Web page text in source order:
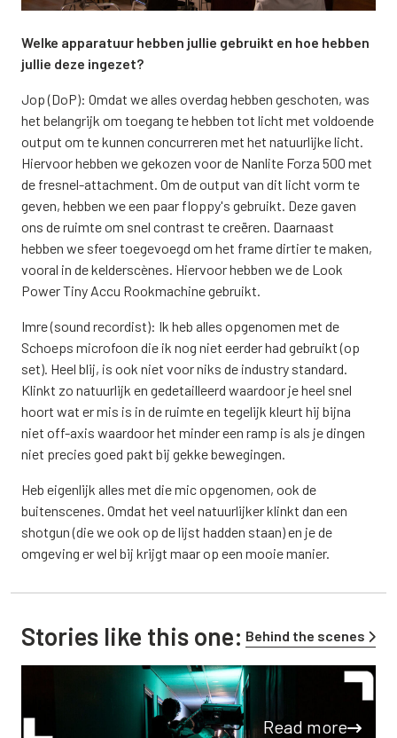
Welke apparatuur hebben jullie gebruikt en hoe hebben
jullie deze ingezet?
Jop (DoP): Omdat we alles overdag hebben geschoten, was
het belangrijk om toegang te hebben tot licht met voldoende
output om te kunnen concurreren met het natuurlijke licht.
Hiervoor hebben we gekozen voor de Nanlite Forza 500 met
de fresnel-attachment. Om de output van dit licht vorm te
geven, hebben we een paar floppy's gebruikt. Deze gaven
ons de ruimte om snel contrast te creëren. Daarnaast
hebben we sfeer toegevoegd om het frame dirtier te maken,
vooral in de kelderscènes. Hiervoor hebben we de Look
Power Tiny Accu Rookmachine gebruikt.
Imre (sound recordist): Ik heb alles opgenomen met de
Schoeps microfoon die ik nog niet eerder had gebruikt (op
set). Heel blij, is ook niet voor niks de industry standard.
Klinkt zo natuurlijk en gedetailleerd waardoor je heel snel
hoort wat er mis is in de ruimte en tegelijk kleurt hij bijna
niet off-axis waardoor het minder een ramp is als je dingen
niet precies goed pakt bij gekke bewegingen.
Heb eigenlijk alles met die mic opgenomen, ook de
buitenscenes. Omdat het veel natuurlijker klinkt dan een
shotgun (die we ook op de lijst hadden staan) en je de
omgeving er wel bij krijgt maar op een mooie manier.
Stories like this one: Behind the scenes
Read more